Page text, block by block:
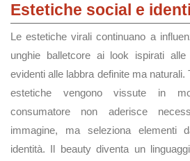
Estetiche social e
Le estetiche virali continuano a
unghie balletcore ai look ispirati
evidenti alle labbra definite ma naturali.
estetiche vengono vissute in
consumatore non aderisce
immagine, ma seleziona elementi
identità. Il beauty diventa un